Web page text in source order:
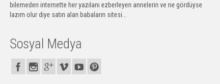
bilemeden internette her yazılanı ezberleyen annelerin ve ne gördüyse
lazım olur diye satın alan babaların sitesi...
Sosyal Medya